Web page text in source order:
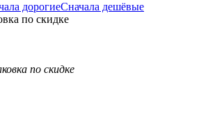
дорогиеСначала дешёвые
по скидке
по скидке